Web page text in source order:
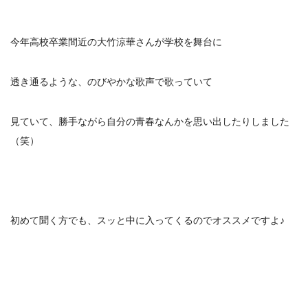
今年高校卒業間近の大竹涼華さんが学校を舞台に
透き通るような、のびやかな歌声で歌っていて
見ていて、勝手ながら自分の青春なんかを思い出したりしました
（笑）
初めて聞く方でも、スッと中に入ってくるのでオススメですよ♪